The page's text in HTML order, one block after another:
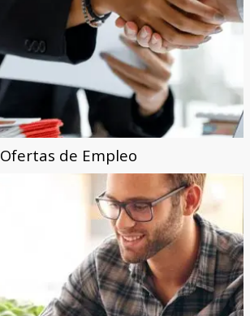
Ofertas de Empleo